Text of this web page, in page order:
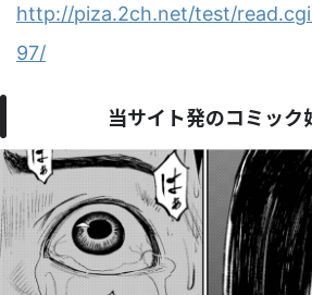
http://piza.2ch.net/test/
97/
当サイト発のコミック